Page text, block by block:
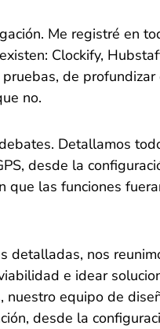
Me registré en
Clockify,
de profundizar
no.
Detallamos
desde la
que las funciones
detalladas, nos
e idear
equipo de
desde la